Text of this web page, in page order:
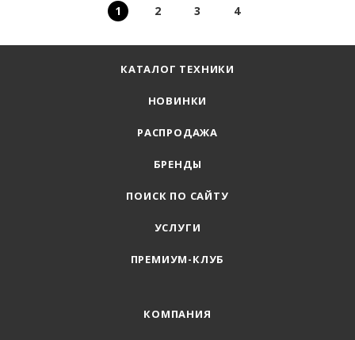
1 2 3 4
КАТАЛОГ ТЕХНИКИ
НОВИНКИ
РАСПРОДАЖА
БРЕНДЫ
ПОИСК ПО САЙТУ
УСЛУГИ
ПРЕМИУМ-КЛУБ
КОМПАНИЯ